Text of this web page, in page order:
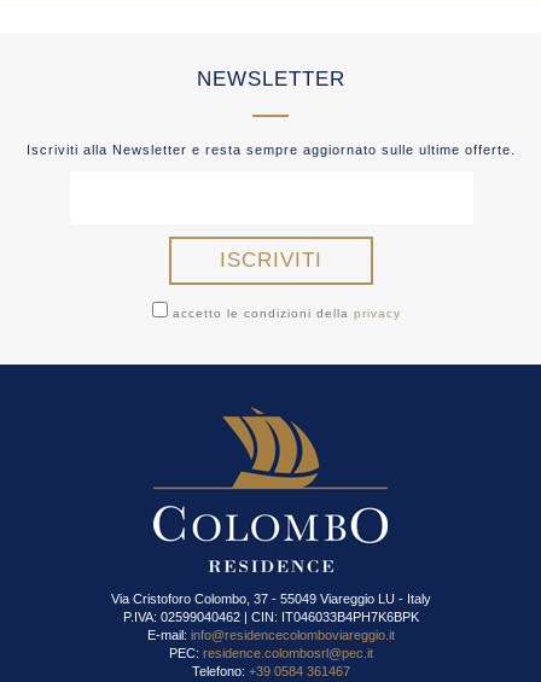
NEWSLETTER
Iscriviti alla Newsletter e resta sempre aggiornato sulle ultime offerte.
accetto le condizioni dellaprivacy
Via Cristoforo Colombo, 37 - 55049 Viareggio LU - Italy
P.IVA: 02599040462 | CIN: IT046033B4PH7K6BPK
E-mail: info@residencecolomboviareggio.it
PEC: residence.colombosrl@pec.it
Telefono: +39 0584 361467